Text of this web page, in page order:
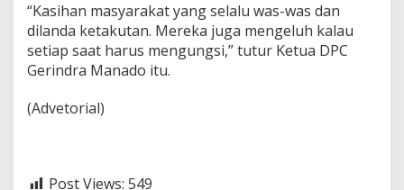
“Kasihan masyarakat yang selalu was-was dan
dilanda ketakutan. Mereka juga mengeluh kalau
setiap saat harus mengungsi,” tutur Ketua DPC
Gerindra Manado itu.
(Advetorial)
Post Views: 549